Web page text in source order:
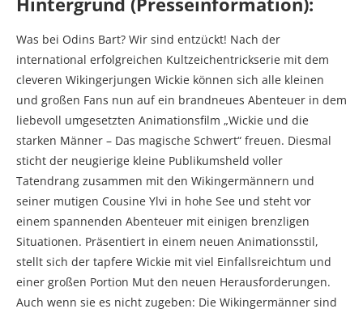
Was bei Odins Bart? Wir sind entzückt! Nach der
international erfolgreichen Kultzeichentrickserie mit dem
cleveren Wikingerjungen Wickie können sich alle kleinen
und großen Fans nun auf ein brandneues Abenteuer in dem
liebevoll umgesetzten Animationsfilm „Wickie und die
starken Männer – Das magische Schwert“ freuen. Diesmal
sticht der neugierige kleine Publikumsheld voller
Tatendrang zusammen mit den Wikingermännern und
seiner mutigen Cousine Ylvi in hohe See und steht vor
einem spannenden Abenteuer mit einigen brenzligen
Situationen. Präsentiert in einem neuen Animationsstil,
stellt sich der tapfere Wickie mit viel Einfallsreichtum und
einer großen Portion Mut den neuen Herausforderungen.
Auch wenn sie es nicht zugeben: Die Wikingermänner sind